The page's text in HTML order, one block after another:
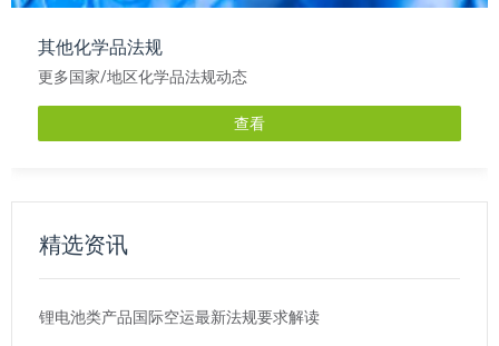
其他化学品法规
更多国家/地区化学品法规动态
查看
精选资讯
锂电池类产品国际空运最新法规要求解读